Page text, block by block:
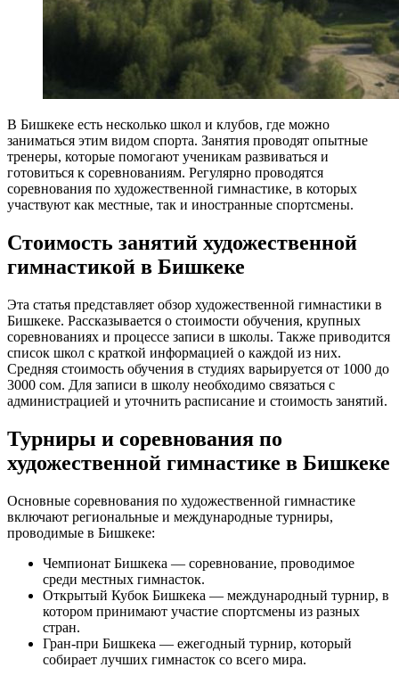
В Бишкеке есть несколько школ и клубов, где можно
заниматься этим видом спорта. Занятия проводят опытные
тренеры, которые помогают ученикам развиваться и
готовиться к соревнованиям. Регулярно проводятся
соревнования по художественной гимнастике, в которых
участвуют как местные, так и иностранные спортсмены.
Стоимость занятий художественной
гимнастикой в Бишкеке
Эта статья представляет обзор художественной гимнастики в
Бишкеке. Рассказывается о стоимости обучения, крупных
соревнованиях и процессе записи в школы. Также приводится
список школ с краткой информацией о каждой из них.
Средняя стоимость обучения в студиях варьируется от 1000 до
3000 сом. Для записи в школу необходимо связаться с
администрацией и уточнить расписание и стоимость занятий.
Турниры и соревнования по
художественной гимнастике в Бишкеке
Основные соревнования по художественной гимнастике
включают региональные и международные турниры,
проводимые в Бишкеке:
Чемпионат Бишкека — соревнование, проводимое
среди местных гимнасток.
Открытый Кубок Бишкека — международный турнир, в
котором принимают участие спортсмены из разных
стран.
Гран-при Бишкека — ежегодный турнир, который
собирает лучших гимнасток со всего мира.